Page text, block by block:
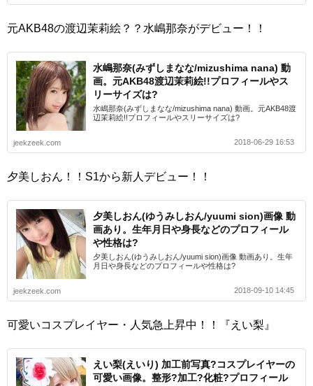
元AKB48の渡辺茉莉絵？？水嶋那奈がデビュー！！
水嶋那奈(みずしまなな/mizushima nana) 動
画。元AKB48渡辺茉莉絵!!プロフィールやス
リーサイズは?
水嶋那奈(みずしまなな/mizushima nana) 動画。元AKB48渡
辺茉莉絵!!プロフィールやスリーサイズは?
jeekzeek.com 2018-06-29 16:53
夕美しおん！！S1から新人デビュー！！
夕美しおん(ゆうみしおん/yuumi sion)画像 動
画あり。生年月日や身長などのプロフィール
や性格は?
夕美しおん(ゆうみしおん/yuumi sion)画像 動画あり。生年
月日や身長などのプロフィールや性格は?
jeekzeek.com 2018-09-10 14:45
可愛いコスプレイヤー・人気急上昇中！！『えい梨』
えい梨(えいり) 加工前写真?コスプレイヤーの
可愛い画像。整形?加工?化粧?プロフィール